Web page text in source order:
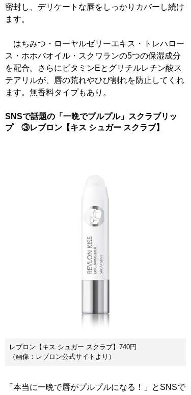
密封し、デリケートな唇をしっかりカバーし続け
ます。
はちみつ・ローヤルゼリーエキス・トレハロー
ス・ホホバオイル・スクワランの5つの保湿成分
を配合。さらにビタミンEとグリチルレチン酸ス
テアリルが、唇の荒れやひび割れを防止してくれ
ます。無香料タイプもあり。
SNSで話題の「一晩でプルプル」スクラブリッ
プ ③レブロン【キス シュガー スクラブ】
レブロン【キス シュガー スクラブ】740円
（画像：レブロン公式サイトより）
「本当に一晩で唇がプルプルになる！」とSNSで